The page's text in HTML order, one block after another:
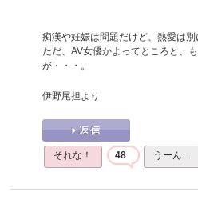
痴漢や妊娠は問題だけど、熱愛は別
ただ、AV女優かよってところと、
が・・・。
伊野尾担より
それな！ 48 うーん…